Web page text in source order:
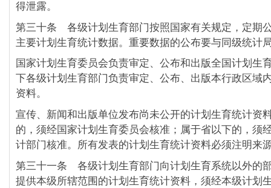
得泄露。
第三十条 各级计划生育部门按照国家有关规定，定期
主要计划生育统计数据。重要数据的公布要与同级统计
国家计划生育委员会负责审定、公布和出版全国计划生
下各级计划生育部门负责审定、公布、出版本行政区域
资料。
宣传、新闻和出版单位发布尚未公开的计划生育统计资
的，须经国家计划生育委员会核准；属于省以下的，须
计部门核准。所有发表的计划生育统计资料必须注明来
第三十一条 各级计划生育部门向计划生育系统以外的
提供本级所辖范围的计划生育统计资料，须经本级计划